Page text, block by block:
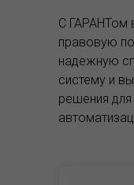
С ГАРАНТом
правовую
надежную
систему и
решения